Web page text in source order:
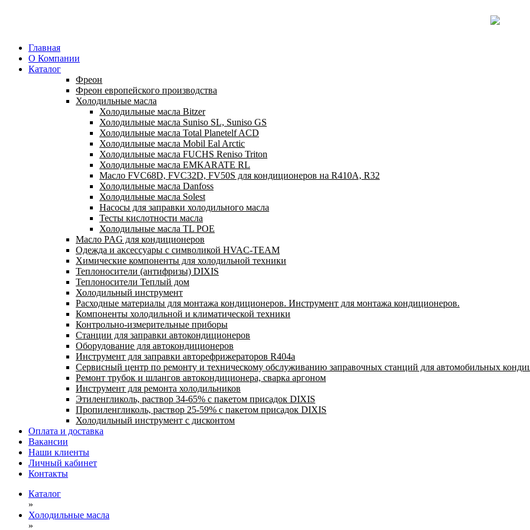
Главная
О Компании
Каталог
Фреон
Фреон европейского производства
Холодильные масла
Холодильные масла Bitzer
Холодильные масла Suniso SL, Suniso GS
Холодильные масла Total Planetelf ACD
Холодильные масла Mobil Eal Arctic
Холодильные масла FUCHS Reniso Triton
Холодильные масла EMKARATE RL
Масло FVC68D, FVC32D, FV50S для кондиционеров на R410A, R32
Холодильные масла Danfoss
Холодильные масла Solest
Насосы для заправки холодильного масла
Тесты кислотности масла
Холодильные масла TL POE
Масло PAG для кондиционеров
Одежда и аксессуары с символикой HVAC-TEAM
Химические компоненты для холодильной техники
Теплоносители (антифризы) DIXIS
Теплоносители Теплый дом
Холодильный инструмент
Расходные материалы для монтажа кондиционеров. Инструмент для монтажа кондиционеров.
Компоненты холодильной и климатической техники
Контрольно-измерительные приборы
Станции для заправки автокондиционеров
Оборудование для автокондиционеров
Инструмент для заправки авторефрижераторов R404a
Сервисный центр по ремонту и техническому обслуживанию заправочных станций для автомобильных
Ремонт трубок и шлангов автокондиционера, сварка аргоном
Инструмент для ремонта холодильников
Этиленгликоль, раствор 34-65% с пакетом присадок DIXIS
Пропиленгликоль, раствор 25-59% с пакетом присадок DIXIS
Холодильный инструмент с дисконтом
Оплата и доставка
Вакансии
Наши клиенты
Личный кабинет
Контакты
Каталог
»
Холодильные масла
»